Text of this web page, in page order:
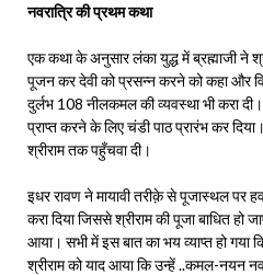
नवरात्रि की प्रथम कथा
एक कथा के अनुसार लंका युद्ध में ब्रह्माजी ने
पूजन कर देवी को प्रसन्न करने को कहा और
दुर्लभ 108 नीलकमल की व्यवस्था भी करा
प्राप्त करने के लिए चंडी पाठ प्रारंभ कर
श्रीराम तक पहुँचवा दी।
इधर रावण ने मायावी तरीक़े से पूजास्थल पर
करा दिया जिससे श्रीराम की पूजा बाधित हो
आया। सभी में इस बात का भय व्याप्त हो गया
श्रीराम को याद आया कि उन्हें ..कमल-नयन